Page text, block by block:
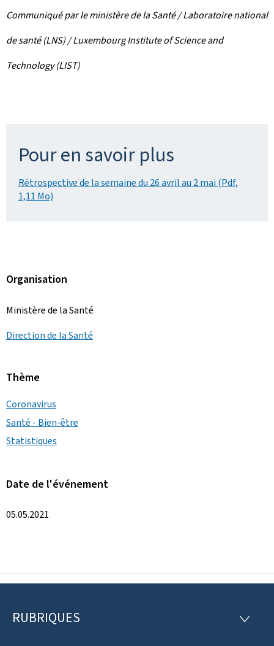
Communiqué par le ministère de la Santé / Laboratoire national
de santé (LNS) / Luxembourg Institute of Science and
Technology (LIST)
Pour en savoir plus
Rétrospective de la semaine du 26 avril au 2 mai (Pdf,
1,11 Mo)
Organisation
Ministère de la Santé
Direction de la Santé
Thème
Coronavirus
Santé - Bien-être
Statistiques
Date de l'événement
05.05.2021
P
RUBRIQUES
R